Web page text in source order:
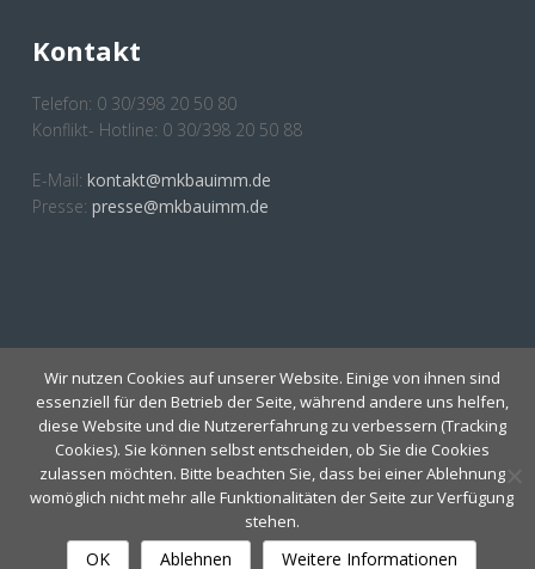
Kontakt
Telefon: 0 30/398 20 50 80
Konflikt- Hotline: 0 30/398 20 50 88
E-Mail: kontakt@mkbauimm.de
Presse: presse@mkbauimm.de
Anmeldung Newsletter
Wir nutzen Cookies auf unserer Website. Einige von ihnen sind
essenziell für den Betrieb der Seite, während andere uns helfen,
diese Website und die Nutzererfahrung zu verbessern (Tracking
Cookies). Sie können selbst entscheiden, ob Sie die Cookies
zulassen möchten. Bitte beachten Sie, dass bei einer Ablehnung
womöglich nicht mehr alle Funktionalitäten der Seite zur Verfügung
stehen.
OK Ablehnen Weitere Informationen